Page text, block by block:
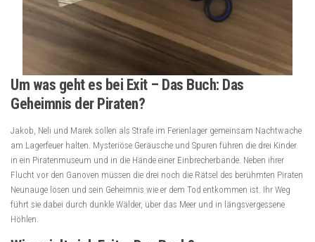
Um was geht es bei Exit – Das Buch: Das
Geheimnis der Piraten?
Jakob, Neli und Marek sollen als Strafe im Ferienlager gemeinsam Nachtwache
am Lagerfeuer halten. Mysteriöse Geräusche und Spuren führen die drei Kinder
in ein Piratenmuseum und in die Hände einer Einbrecherbande. Neben ihrer
Flucht vor den Ganoven müssen die drei noch die Rätsel des berühmten Piraten
Neunauge lösen und sein Geheimnis wie er dem Tod entkommen ist. Ihr Weg
führt sie dabei durch dunkle Wälder, über das Meer und in längsvergessene
Höhlen.